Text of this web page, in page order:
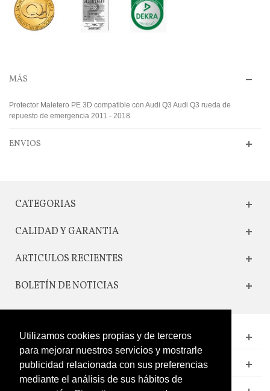
Utilizamos cookies propias y de terceros
para mejorar nuestros servicios y mostrarle
publicidad relacionada con sus preferencias
mediante el análisis de sus hábitos de
MÁS
Protector Maletero PE 3D compatible con Audi Q3 Audi Q3 rueda de
repuesto de emergencia 2011 - 2018
ENVIOS
CATEGORIAS
CALIDAD Y GARANTIA
ARTICULOS RECIENTES
BOLETÍN DE NOTICIAS
CONTACTO
LEGAL